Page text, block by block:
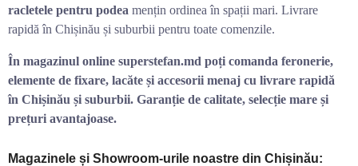
racletele pentru podea mențin ordinea în spații mari. Livrare
rapidă în Chișinău și suburbii pentru toate comenzile.
În magazinul online superstefan.md poți comanda feronerie,
elemente de fixare, lacăte și accesorii menaj cu livrare rapidă
în Chișinău și suburbii. Garanție de calitate, selecție mare și
prețuri avantajoase.
Magazinele și Showroom-urile noastre din Chișinău: